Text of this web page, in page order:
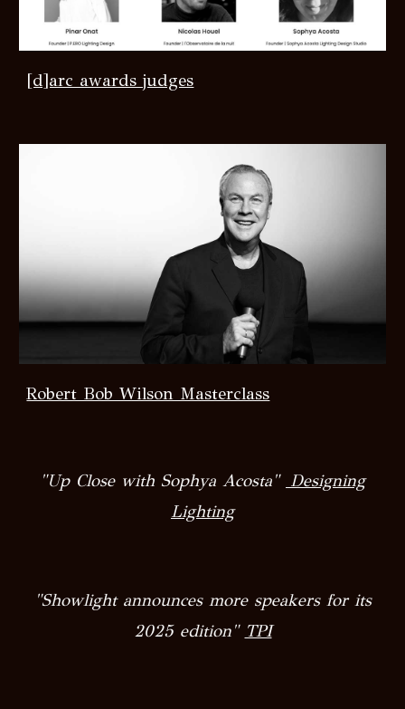
[d]arc awards judges
Robert Bob Wilson Masterclass
"Up Close with Sophya Acosta" Designing
Lighting
"Showlight announces more speakers for its
2025 edition" TPI